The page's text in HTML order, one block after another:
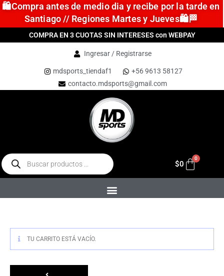
🛍️Compra antes de medio dia y recibe por la tarde en
Santiago // Regiones Martes y Jueves🛍️🏁
COMPRA EN 3 CUOTAS SIN INTERESES con WEBPAY
Ingresar / Registrarse
mdsports_tiendaf1
+56 9613 58127
contacto.mdsports@gmail.com
$0
TU CARRITO ESTÁ VACÍO.